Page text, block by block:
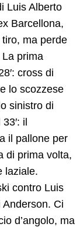
Luis Alberto
Barcellona,
ma perde
La prima
cross di
lo scozzese
sinistro di
il
il pallone per
di prima volta,
laziale.
contro Luis
Ci
d’angolo, ma